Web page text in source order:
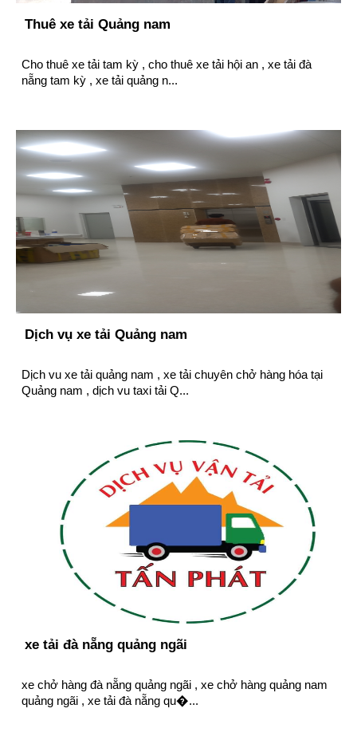
Thuê xe tải Quảng nam
Cho thuê xe tải tam kỳ , cho thuê xe tải hội an , xe tải đà
nẵng tam kỳ , xe tải quảng n...
Dịch vụ xe tải Quảng nam
Dịch vu xe tải quảng nam , xe tải chuyên chở hàng hóa tại
Quảng nam , dịch vu taxi tải Q...
xe tải đà nẵng quảng ngãi
xe chở hàng đà nẵng quảng ngãi , xe chở hàng quảng nam
quảng ngãi , xe tải đà nẵng qu�...